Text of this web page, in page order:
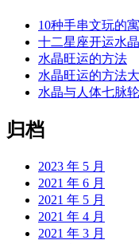
10种手串文玩的
十二星座开运水
水晶旺运的方法
水晶旺运的方法
水晶与人体七脉
归档
2023 年 5 月
2021 年 6 月
2021 年 5 月
2021 年 4 月
2021 年 3 月